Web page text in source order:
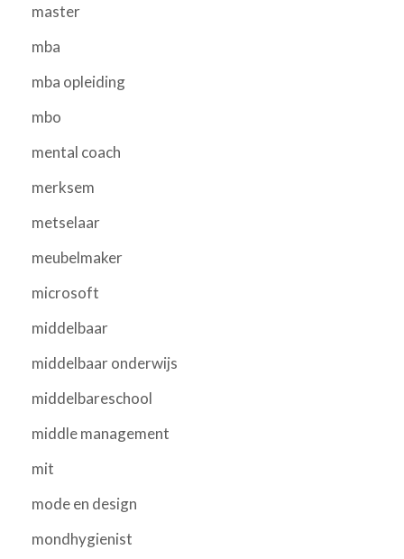
master
mba
mba opleiding
mbo
mental coach
merksem
metselaar
meubelmaker
microsoft
middelbaar
middelbaar onderwijs
middelbareschool
middle management
mit
mode en design
mondhygienist